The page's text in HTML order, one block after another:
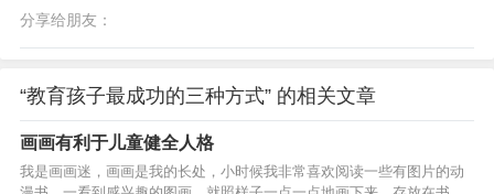
分享给朋友：
“教育孩子最成功的三种方式” 的相关文章
画画有利于儿童健全人格
我是画画迷，画画是我的长处，小时候我非常喜欢阅读一些有图片的动